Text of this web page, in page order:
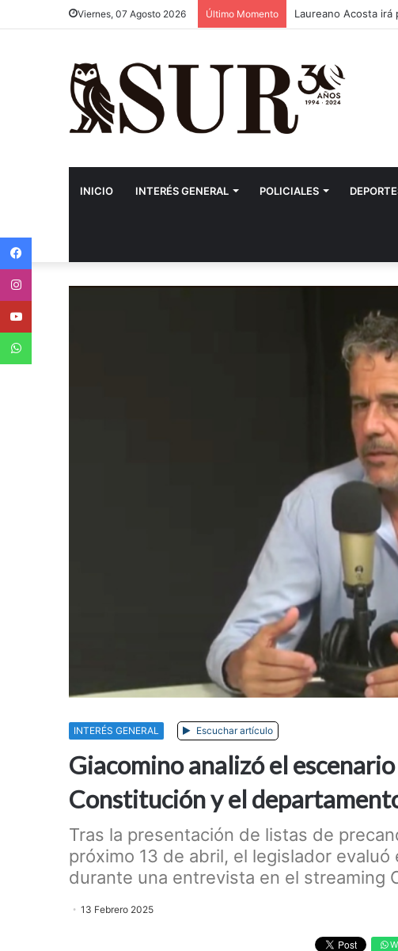
Viernes, 07 Agosto 2026 Último Momento Laureano Acosta irá
INICIO INTERÉS GENERAL POLICIALES
INTERÉS GENERAL Escuchar artículo
Giacomino analizó el
Constitución y el
Tras la presentación de listas de
próximo 13 de abril, el legislador
durante una entrevista en el streaming
13 Febrero 2025